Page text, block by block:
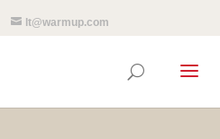
lt@warmup.com